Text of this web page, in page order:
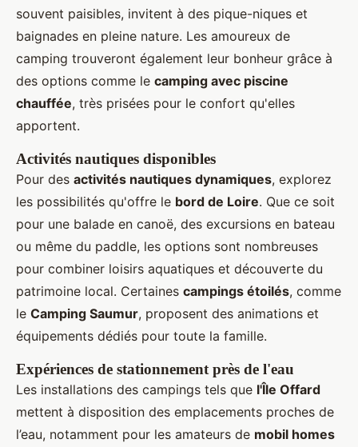
souvent paisibles, invitent à des pique-niques et
baignades en pleine nature. Les amoureux de
camping trouveront également leur bonheur grâce à
des options comme le camping avec piscine
chauffée, très prisées pour le confort qu'elles
apportent.
Activités nautiques disponibles
Pour des activités nautiques dynamiques, explorez
les possibilités qu'offre le bord de Loire. Que ce soit
pour une balade en canoë, des excursions en bateau
ou même du paddle, les options sont nombreuses
pour combiner loisirs aquatiques et découverte du
patrimoine local. Certaines campings étoilés, comme
le Camping Saumur, proposent des animations et
équipements dédiés pour toute la famille.
Expériences de stationnement près de l'eau
Les installations des campings tels que l'Île Offard
mettent à disposition des emplacements proches de
l’eau, notamment pour les amateurs de mobil homes